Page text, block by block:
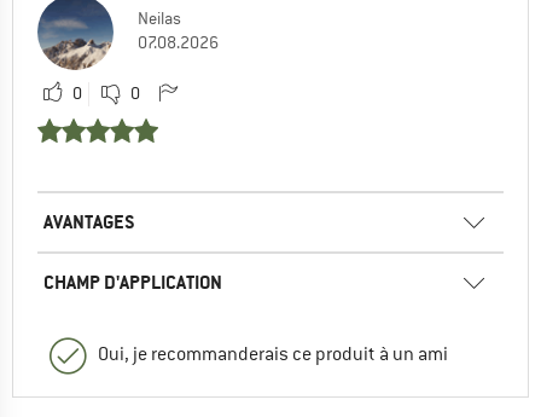
Neilas
07.08.2026
0 0
AVANTAGES
CHAMP D'APPLICATION
Oui, je recommanderais ce produit à un ami